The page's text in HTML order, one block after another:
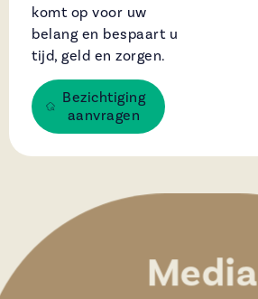
komt op voor uw
belang en bespaart u
tijd, geld en zorgen.
Bezichtiging
aanvragen
Media